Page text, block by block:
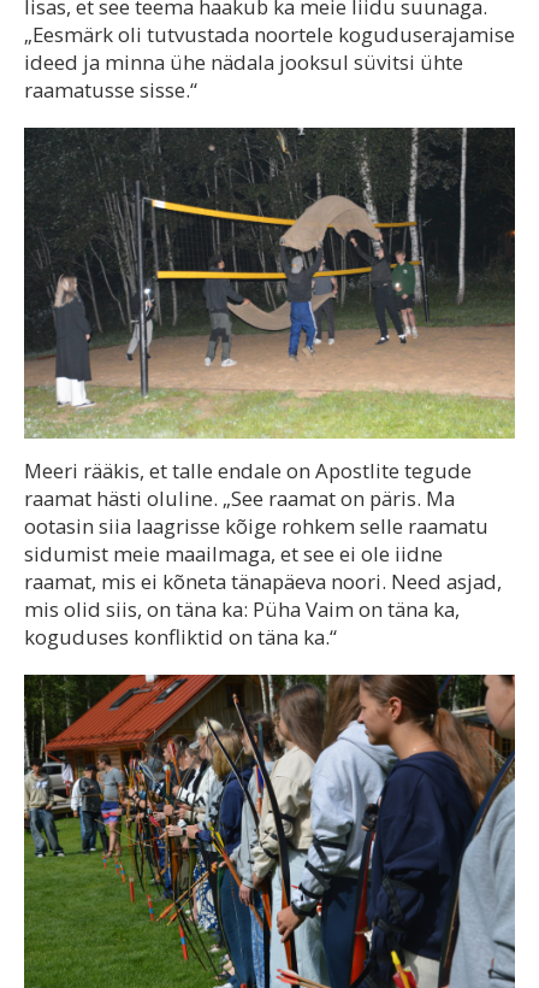
lisas, et see teema haakub ka meie liidu suunaga.
„Eesmärk oli tutvustada noortele koguduserajamise
ideed ja minna ühe nädala jooksul süvitsi ühte
raamatusse sisse.“
Meeri rääkis, et talle endale on Apostlite tegude
raamat hästi oluline. „See raamat on päris. Ma
ootasin siia laagrisse kõige rohkem selle raamatu
sidumist meie maailmaga, et see ei ole iidne
raamat, mis ei kõneta tänapäeva noori. Need asjad,
mis olid siis, on täna ka: Püha Vaim on täna ka,
koguduses konfliktid on täna ka.“